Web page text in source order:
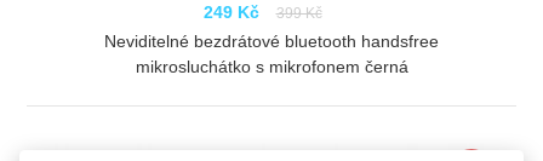
249 Kč 399 Kč
Neviditelné bezdrátové bluetooth handsfree
mikrosluchátko s mikrofonem černá